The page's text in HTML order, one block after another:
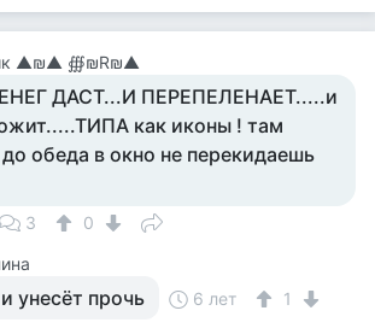
▲₪▲ ∰₪R₪▲
ДАСТ...И ПЕРЕПЕЛЕНАЕТ.....и
как иконы ! там
обеда в окно не перекидаешь
3 0
унесёт прочь 6 лет 1